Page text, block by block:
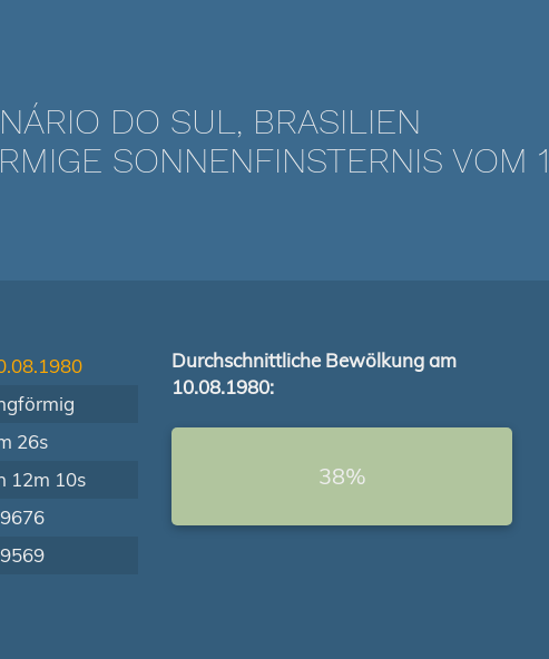
DO SUL, BRASILIEN
SONNENFINSTERNIS VOM
26s
12m 10s
Durchschnittliche Bewölkung am
10.08.1980:
38%